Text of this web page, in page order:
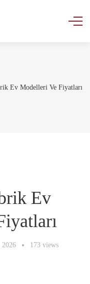
Ev Modelleri Ve Fiyatları
Ev
2026 173 views